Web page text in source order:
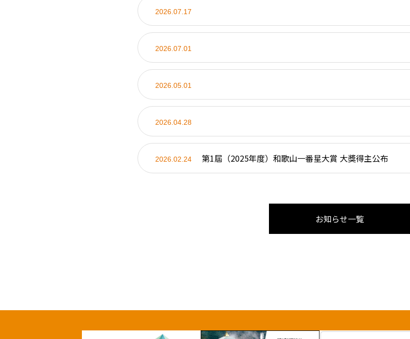
2026.07.17
2026.07.01
2026.05.01
2026.04.28
2026.02.24 第1屆（2025年度）和歌山一番星大賞 大獎得主公布
お知らせ一覧